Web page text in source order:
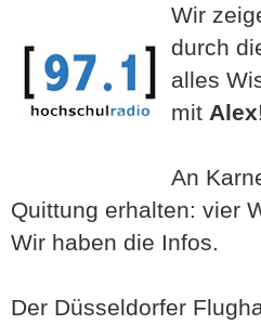
Wir
durch
alles
mit Alex!
An
Quittung erhalten: vier
Wir haben die Infos.
Der Düsseldorfer